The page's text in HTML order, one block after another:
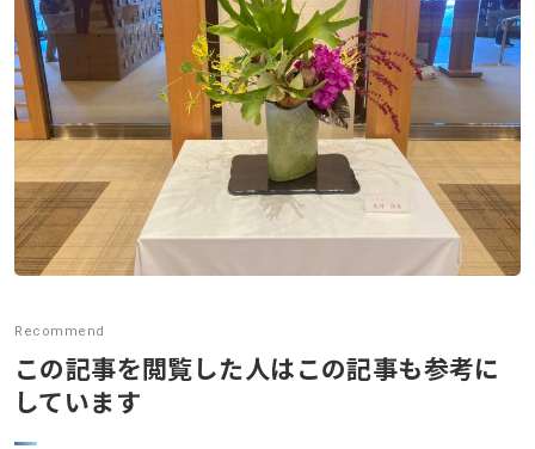
Recommend
この記事を閲覧した人はこの記事も参考に
しています